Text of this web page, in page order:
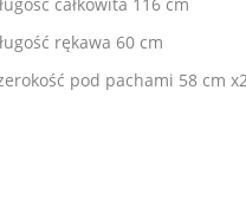
rękawa 60 cm
pod pachami 58 cm